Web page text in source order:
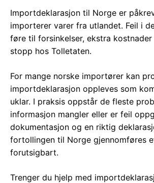
Importdeklarasjon til Norge er
importerer varer fra utlandet. Feil i
føre til forsinkelser, ekstra
stopp hos Tolletaten.
For mange norske importører kan
importdeklarasjon oppleves som
uklar. I praksis oppstår de fleste
informasjon mangler eller er feil
dokumentasjon og en riktig
fortollingen til Norge gjennomføres
forutsigbart.
Trenger du hjelp med